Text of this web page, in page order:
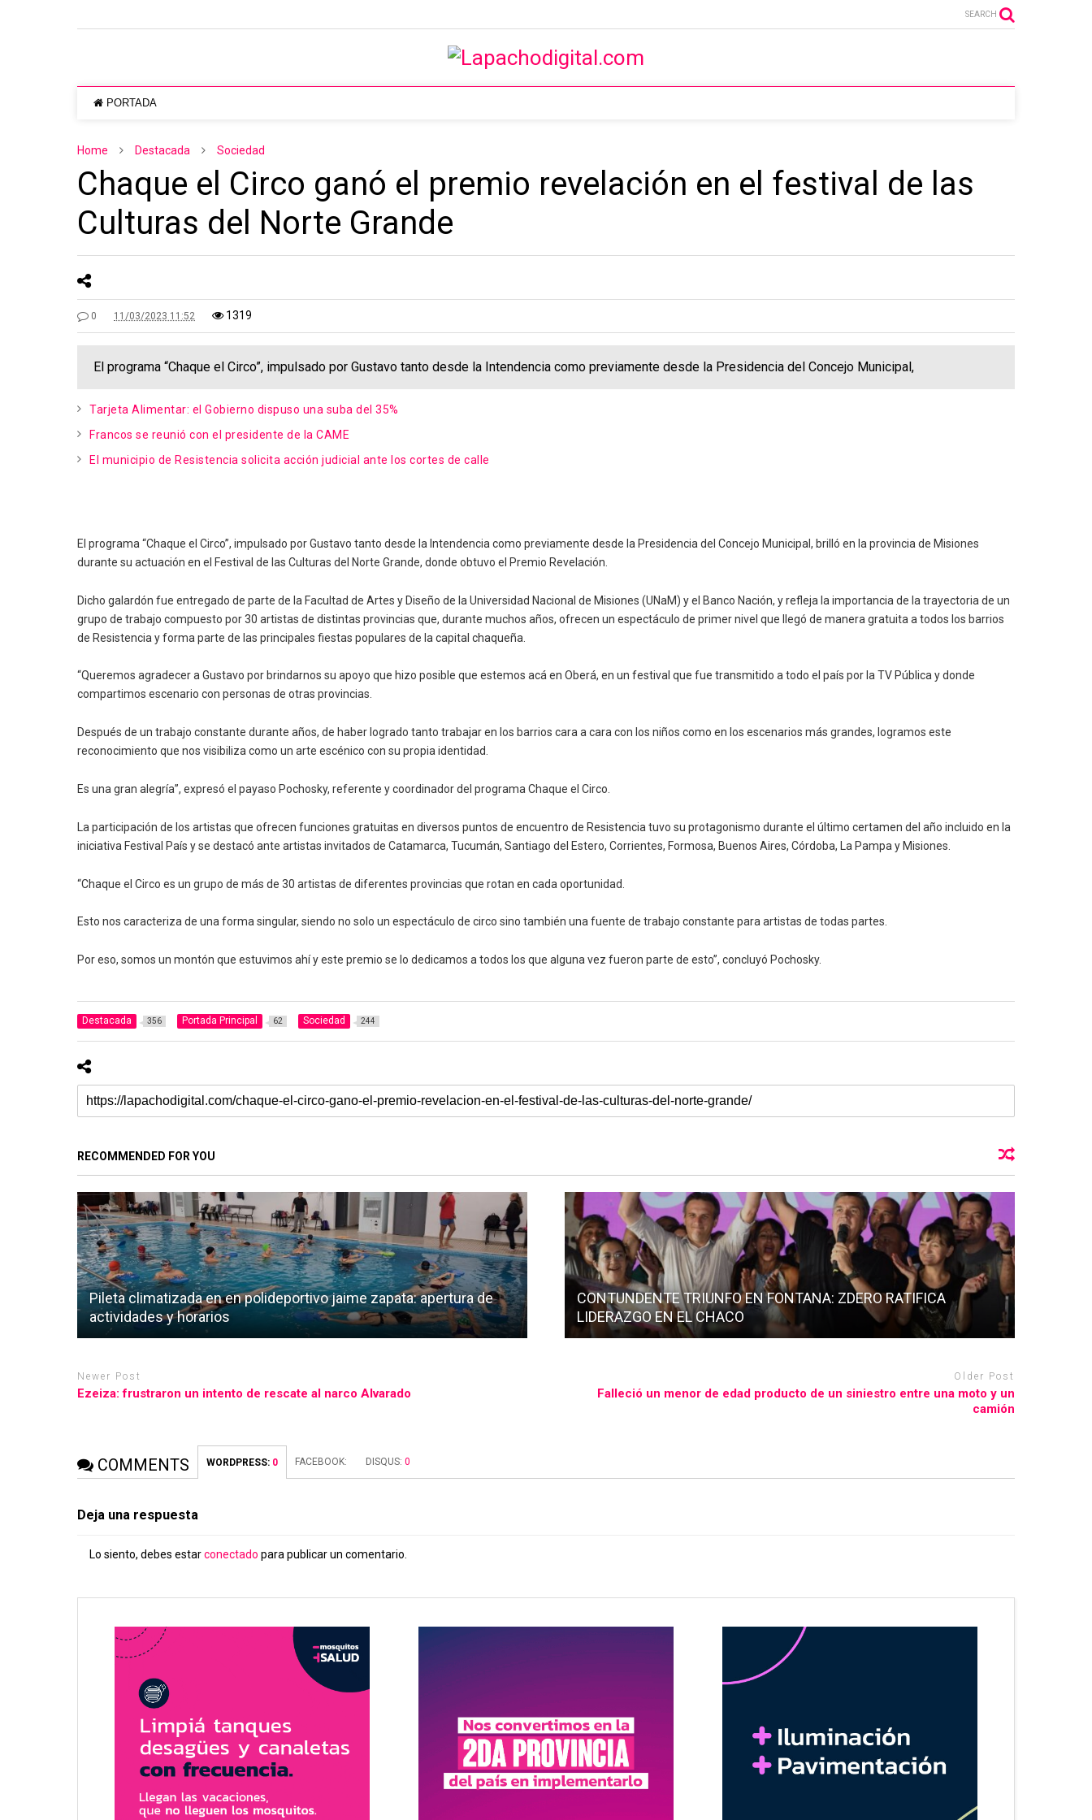
SEARCH
PORTADA
Home Destacada Sociedad
Chaque el Circo ganó el premio revelación en el festival de las
Culturas del Norte Grande
0 11/03/2023 11:52 1319
El programa “Chaque el Circo”, impulsado por Gustavo tanto desde la Intendencia como previamente desde la Presidencia del Concejo Municipal,
Tarjeta Alimentar: el Gobierno dispuso una suba del 35%
Francos se reunió con el presidente de la CAME
El municipio de Resistencia solicita acción judicial ante los cortes de calle
El programa “Chaque el Circo”, impulsado por Gustavo tanto desde la Intendencia como previamente desde la Presidencia del Concejo Municipal, brilló en la provincia de Misiones
durante su actuación en el Festival de las Culturas del Norte Grande, donde obtuvo el Premio Revelación.
Dicho galardón fue entregado de parte de la Facultad de Artes y Diseño de la Universidad Nacional de Misiones (UNaM) y el Banco Nación, y refleja la importancia de la trayectoria de un
grupo de trabajo compuesto por 30 artistas de distintas provincias que, durante muchos años, ofrecen un espectáculo de primer nivel que llegó de manera gratuita a todos los barrios
de Resistencia y forma parte de las principales fiestas populares de la capital chaqueña.
“Queremos agradecer a Gustavo por brindarnos su apoyo que hizo posible que estemos acá en Oberá, en un festival que fue transmitido a todo el país por la TV Pública y donde
compartimos escenario con personas de otras provincias.
Después de un trabajo constante durante años, de haber logrado tanto trabajar en los barrios cara a cara con los niños como en los escenarios más grandes, logramos este
reconocimiento que nos visibiliza como un arte escénico con su propia identidad.
Es una gran alegría”, expresó el payaso Pochosky, referente y coordinador del programa Chaque el Circo.
La participación de los artistas que ofrecen funciones gratuitas en diversos puntos de encuentro de Resistencia tuvo su protagonismo durante el último certamen del año incluido en la
iniciativa Festival País y se destacó ante artistas invitados de Catamarca, Tucumán, Santiago del Estero, Corrientes, Formosa, Buenos Aires, Córdoba, La Pampa y Misiones.
“Chaque el Circo es un grupo de más de 30 artistas de diferentes provincias que rotan en cada oportunidad.
Esto nos caracteriza de una forma singular, siendo no solo un espectáculo de circo sino también una fuente de trabajo constante para artistas de todas partes.
Por eso, somos un montón que estuvimos ahí y este premio se lo dedicamos a todos los que alguna vez fueron parte de esto”, concluyó Pochosky.
Destacada 356 Portada Principal 62 Sociedad 244
RECOMMENDED FOR YOU
Pileta climatizada en en polideportivo jaime zapata: apertura de
actividades y horarios
CONTUNDENTE TRIUNFO EN FONTANA: ZDERO RATIFICA
LIDERAZGO EN EL CHACO
Newer Post
Ezeiza: frustraron un intento de rescate al narco Alvarado
Older Post
Falleció un menor de edad producto de un siniestro entre una moto y un
camión
COMMENTS WORDPRESS: 0 FACEBOOK: DISQUS:0
Deja una respuesta
Lo siento, debes estarconectado para publicar un comentario.